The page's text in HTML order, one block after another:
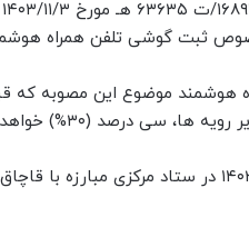
موضوع این مصوبه که
سی درصد (۳۰%) خواهد بود.»
و در اجرای صورتجلسه مورخ ۱۴۰۳/۱۲/۱ در